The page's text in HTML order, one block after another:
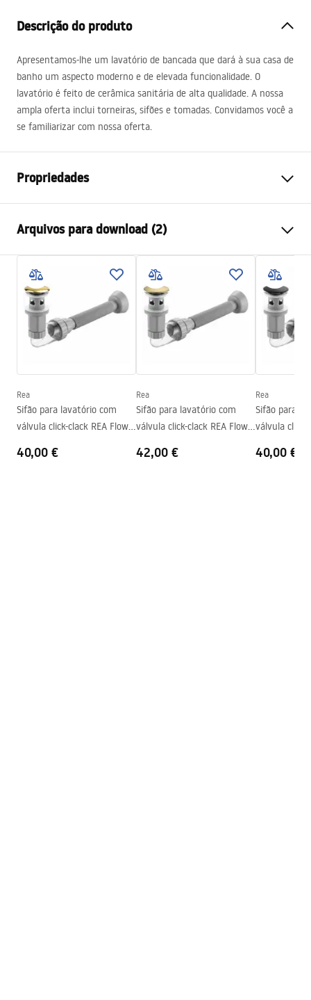
Descrição do produto
Apresentamos-lhe um lavatório de bancada que dará à sua casa de
banho um aspecto moderno e de elevada funcionalidade. O
lavatório é feito de cerâmica sanitária de alta qualidade. A nossa
ampla oferta inclui torneiras, sifões e tomadas. Convidamos você a
se familiarizar com nossa oferta.
Propriedades
Materiais
Cerâmica sanitária
Cor
Efeito pedra
Acabamento
Brilhante
Comprimento
605
Largura
360mm
Altura
160
Forma
Furo da bateria
Não
Arquivos para download (2)
Instruções de montagem
Condições de garantia
Rea
Sifão para lavatório com
válvula click-clack REA Flow
40,00 €
Rea
Sifão para lavatório com
válvula click-clack REA Flow
42,00 €
Rea
Sifão para
válvula click-
40,00 €